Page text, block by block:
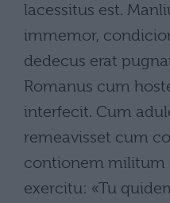
lacessitus est.
immemor,
dedecus erat
Romanus cum
interfecit. Cum
remeavisset cum
contionem militum
exercitu: «Tu